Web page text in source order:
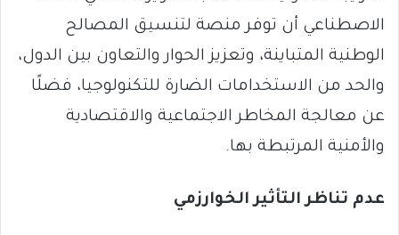
الاصطناعي أن توفر منصة لتنسيق المصالح
الوطنية المتباينة، وتعزيز الحوار والتعاون بين الدول،
والحد من الاستخدامات الضارة للتكنولوجيا، فضلًا
عن معالجة المخاطر الاجتماعية والاقتصادية
والأمنية المرتبطة بها.
عدم تناظر التأثير الخوارزمي